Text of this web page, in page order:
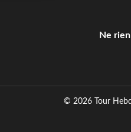
Ne
© 2026 Tour